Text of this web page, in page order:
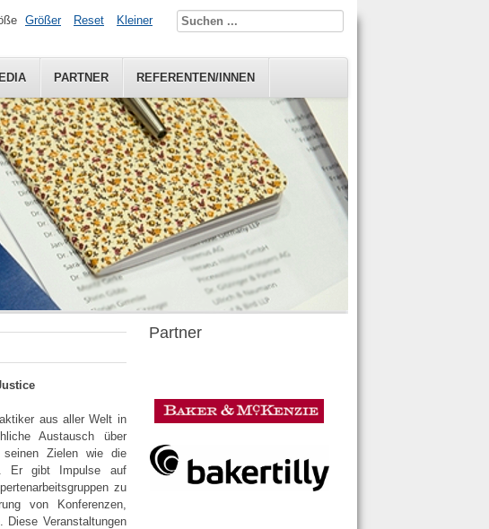
PARTNER REFERENTEN/INNEN
Größer Reset Kleiner
aus aller Welt in
Austausch über
seinen Zielen wie die
Er gibt Impulse auf
zu
von Konferenzen,
Diese Veranstaltungen
Partner